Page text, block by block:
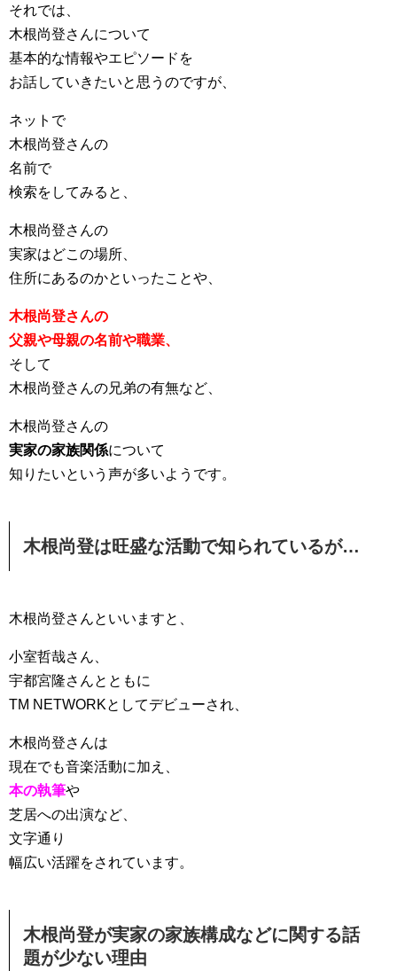
それでは、
木根尚登さんについて
基本的な情報やエピソードを
お話していきたいと思うのですが、
ネットで
木根尚登さんの
名前で
検索をしてみると、
木根尚登さんの
実家はどこの場所、
住所にあるのかといったことや、
木根尚登さんの
父親や母親の名前や職業、
そして
木根尚登さんの兄弟の有無など、
木根尚登さんの
実家の家族関係について
知りたいという声が多いようです。
木根尚登は旺盛な活動で知られているが…
木根尚登さんといいますと、
小室哲哉さん、
宇都宮隆さんとともに
TM NETWORKとしてデビューされ、
木根尚登さんは
現在でも音楽活動に加え、
本の執筆や
芝居への出演など、
文字通り
幅広い活躍をされています。
木根尚登が実家の家族構成などに関する話
題が少ない理由